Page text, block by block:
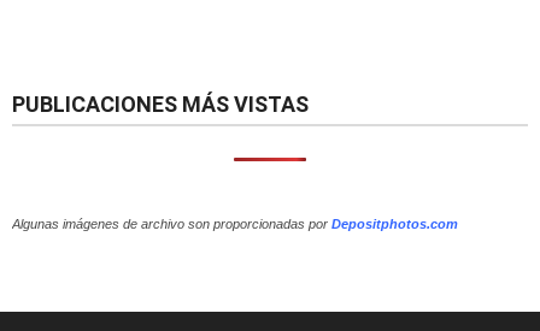
PUBLICACIONES MÁS VISTAS
Algunas imágenes de archivo son proporcionadas por Depositphotos.com